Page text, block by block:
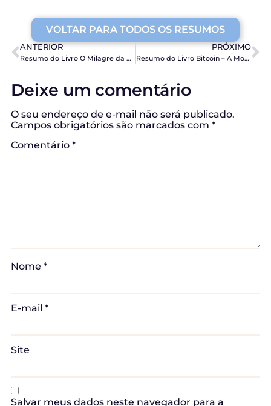
VOLTAR PARA TODOS OS RESUMOS
ANTERIOR
Resumo do Livro O Milagre da Meditação, de Ryuho Okawa
PRÓXIMO
Resumo do Livro Bitcoin – A Moeda na Era Digital, de Fernando Ulrich
Deixe um comentário
O seu endereço de e-mail não será publicado.
Campos obrigatórios são marcados com *
Comentário *
Nome *
E-mail *
Site
Salvar meus dados neste navegador para a